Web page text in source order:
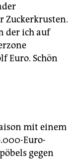
Zuckerkrusten.
der ich auf
Euro. Schön
mit einem
Euro-
gegen